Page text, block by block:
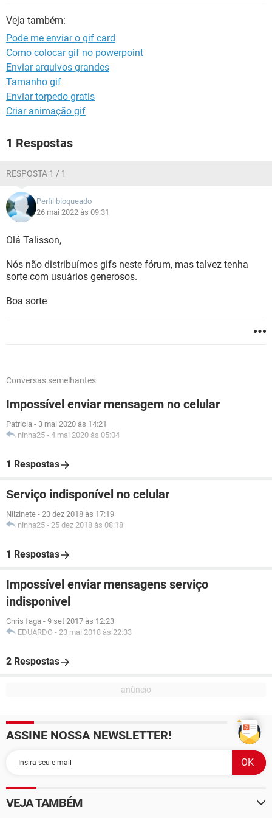
Veja também:
Pode me enviar o gif card
Como colocar gif no powerpoint
Enviar arquivos grandes
Tamanho gif
Enviar torpedo gratis
Criar animação gif
1 Respostas
RESPOSTA 1 / 1
Perfil bloqueado
26 mai 2022 às 09:31
Olá Talisson,
Nós não distribuímos gifs neste fórum, mas talvez tenha
sorte com usuários generosos.
Boa sorte
Conversas semelhantes
Impossível enviar mensagem no celular
Patricia - 3 mai 2020 às 14:21
ninha25 - 4 mai 2020 às 05:04
1 Respostas
Serviço indisponível no celular
Nilzinete - 23 dez 2018 às 17:19
ninha25 - 25 dez 2018 às 08:18
1 Respostas
Impossível enviar mensagens serviço
indisponivel
Chris faga - 9 set 2017 às 12:23
EDUARDO - 23 mai 2018 às 22:33
2 Respostas
ASSINE NOSSA NEWSLETTER!
VEJA TAMBÉM